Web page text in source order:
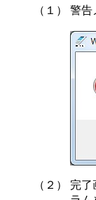
（１） 警告
（２） 完了